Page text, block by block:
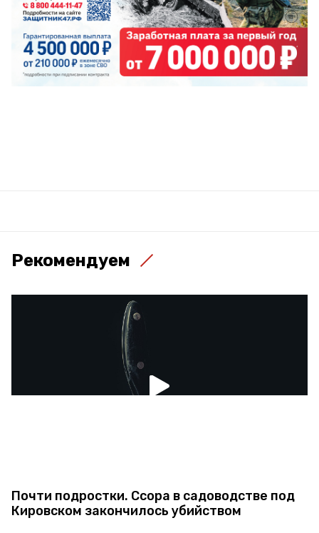
Рекомендуем
Почти подростки. Ссора в садоводстве под
Кировском закончилось убийством